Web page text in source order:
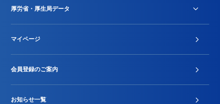
Stu-GEレポート
厚労省・厚生局データ
2024年度新設項目届出状況
マイページ
会員登録のご案内
お知らせ一覧